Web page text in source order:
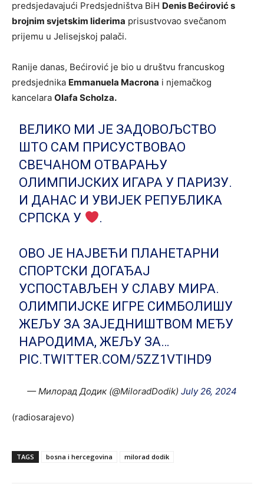
predsjedavajući Predsjedništva BiH Denis Bećirović s
brojnim svjetskim liderima prisustvovao svečanom
prijemu u Jelisejskoj palači.
Ranije danas, Bećirović je bio u društvu francuskog
predsjednika Emmanuela Macrona i njemačkog
kancelara Olafa Scholza.
ВЕЛИКО МИ ЈЕ ЗАДОВОЉСТВО
ШТО САМ ПРИСУСТВОВАО
СВЕЧАНОМ ОТВАРАЊУ
ОЛИМПИЈСКИХ ИГАРА У ПАРИЗУ.
И ДАНАС И УВИЈЕК РЕПУБЛИКА
СРПСКА У
.
ОВО ЈЕ НАЈВЕЋИ ПЛАНЕТАРНИ
СПОРТСКИ ДОГАЂАЈ
УСПОСТАВЉЕН У СЛАВУ МИРА.
ОЛИМПИЈСКЕ ИГРЕ СИМБОЛИШУ
ЖЕЉУ ЗА ЗАЈЕДНИШТВОМ МЕЂУ
НАРОДИМА, ЖЕЉУ ЗА…
PIC.TWITTER.COM/5ZZ1VTIHD9
— Милорад Додик (@MiloradDodik) July 26, 2024
(radiosarajevo)
TAGS bosna i hercegovina milorad dodik